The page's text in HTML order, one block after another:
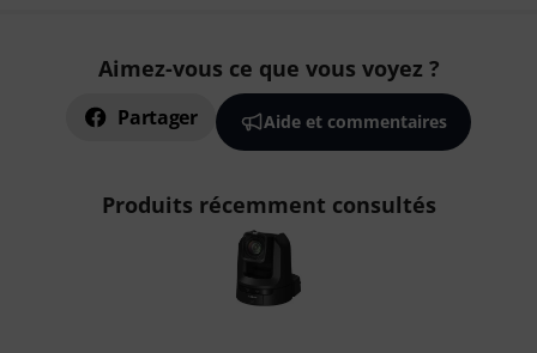
Aimez-vous ce que vous voyez ?
Partager Aide et commentaires
Produits récemment consultés